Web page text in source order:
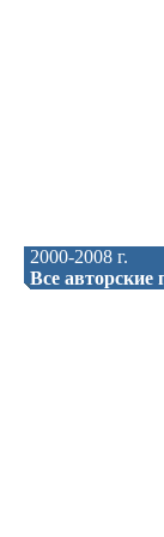
2000-2008 г.
Все авторские